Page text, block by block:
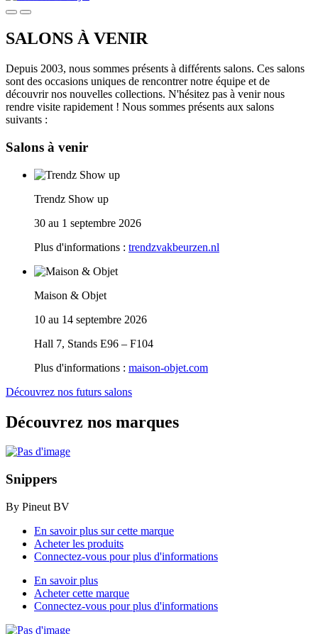
SALONS À VENIR
Depuis 2003, nous sommes présents à différents salons. Ces salons
sont des occasions uniques de rencontrer notre équipe et de
découvrir nos nouvelles collections. N'hésitez pas à venir nous
rendre visite rapidement ! Nous sommes présents aux salons
suivants :
Salons à venir
Trendz Show up
30 au 1 septembre 2026
Plus d'informations : trendzvakbeurzen.nl
Maison & Objet
10 au 14 septembre 2026
Hall 7, Stands E96 – F104
Plus d'informations : maison-objet.com
Découvrez nos futurs salons
Découvrez nos marques
Snippers
By Pineut BV
En savoir plus sur cette marque
Acheter les produits
Connectez-vous pour plus d'informations
En savoir plus
Acheter cette marque
Connectez-vous pour plus d'informations